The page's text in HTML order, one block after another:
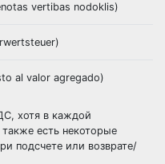
vertibas nodoklis)
al valor agregado)
хотя в каждой
есть некоторые
подсчете или возврате/